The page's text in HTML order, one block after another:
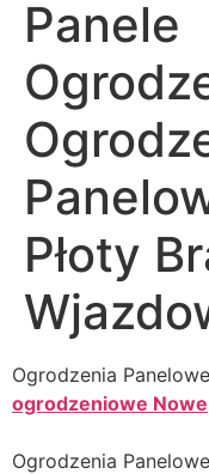
Panele
Płoty
Ogrodzenia
ogrodzeniowe Nowe
Ogrodzenia